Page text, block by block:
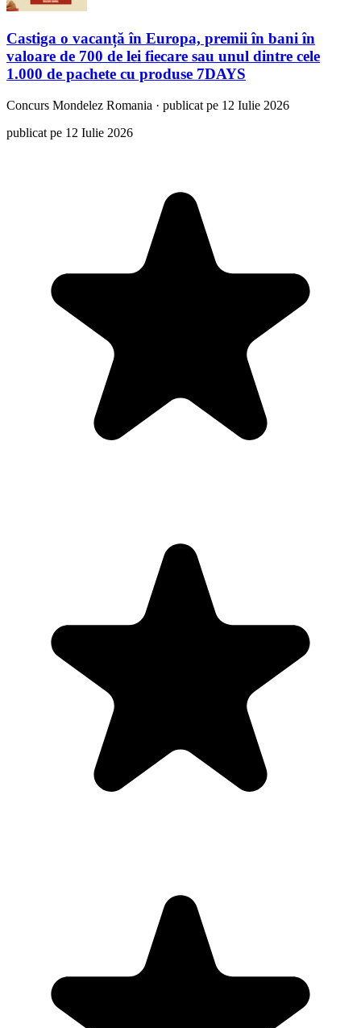
Castiga o vacanță în Europa, premii în bani în
valoare de 700 de lei fiecare sau unul dintre cele
1.000 de pachete cu produse 7DAYS
Concurs Mondelez Romania · publicat pe 12 Iulie 2026
publicat pe 12 Iulie 2026